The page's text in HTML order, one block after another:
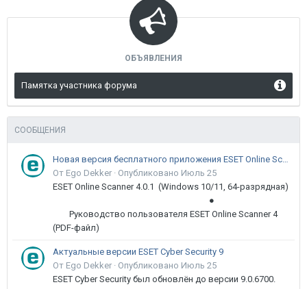
ОБЪЯВЛЕНИЯ
Памятка участника форума
СООБЩЕНИЯ
Новая версия бесплатного приложения ESET Online Scanner доступна пользователям
От Ego Dekker · Опубликовано Июль 25
ESET Online Scanner 4.0.1 (Windows 10/11, 64-разрядная)
●
Руководство пользователя ESET Online Scanner 4
(PDF-файл)
Актуальные версии ESET Cyber Security 9
От Ego Dekker · Опубликовано Июль 25
ESET Cyber Security был обновлён до версии 9.0.6700.